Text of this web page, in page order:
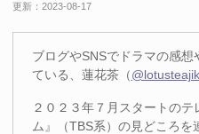
更新： 2023-08-17
ブログやSNSでドラマの感
ている、蓮花茶（
２０２３年７月スタートの
ム』（TBS系）の見どころを